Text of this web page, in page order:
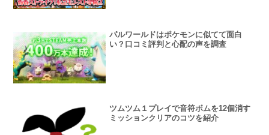
パルワールドはポケモンに似てて面白
い？口コミ評判と心配の声を調査
ツムツム１プレイで音符ボムを12個消す
ミッションクリアのコツを紹介